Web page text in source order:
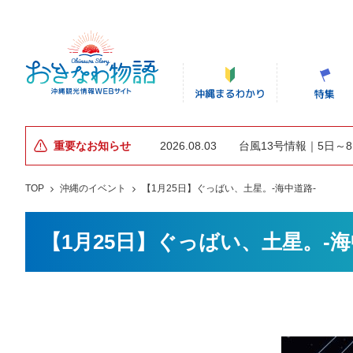
重要なお知らせ 2026.08.03 台風13号情報｜5日～
TOP 沖縄のイベント 【1月25日】ぐっばい、土星。-海中道路-
【1月25日】ぐっばい、土星。-